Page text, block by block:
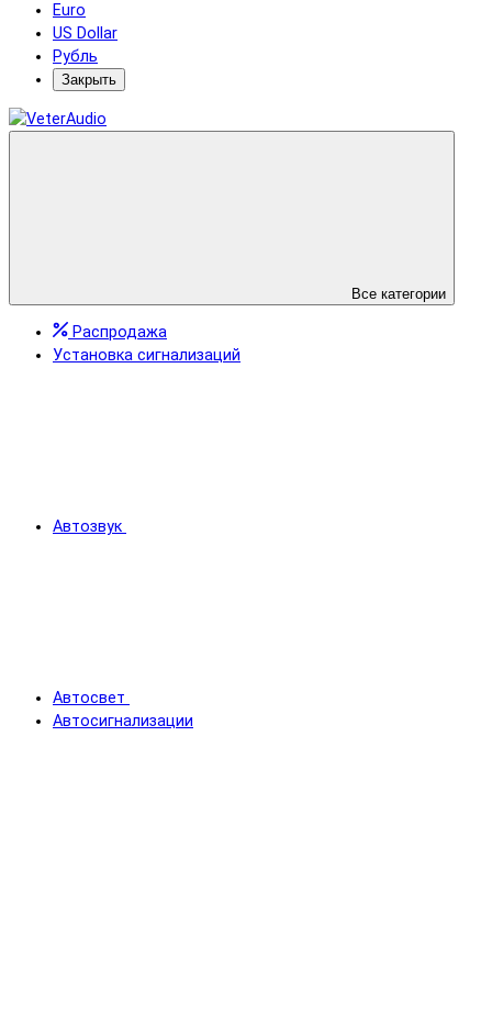
Euro
US Dollar
Рубль
Закрыть
Все категории
Распродажа
Установка сигнализаций
Автозвук
Автосвет
Автосигнализации